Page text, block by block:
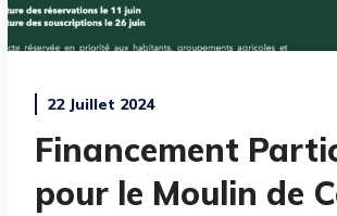
22 Juillet 2024
Financement
pour le Moulin de